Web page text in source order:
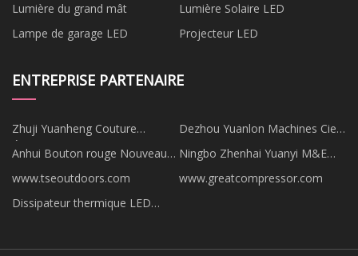
Lumière du grand mât
Lumière Solaire LED
Lampe de garage LED
Projecteur LED
ENTREPRISE PARTENAIRE
Zhuji Yuanheng Couture
Dezhou Yuanlon Machines Cie,
Ltd.
Anhui Bouton rouge Nouveau
Ningbo Zhenhai Yuanyi M&E
Manufacture Co., Ltd(YME)
www.tseoutdoors.com
www.greatcompressor.com
Dissipateur thermique LED